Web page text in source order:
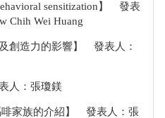
sensitization】 發表
Chih Wei Huang
創造力的影響】 發表人：
人：張瓊鎂
啡家族的介紹】 發表人：張